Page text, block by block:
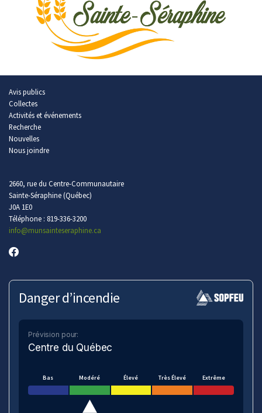
Avis publics
Collectes
Activités et événements
Recherche
Nouvelles
Nous joindre
2660, rue du Centre-Communautaire
Sainte-Séraphine (Québec)
J0A 1E0
Téléphone : 819-336-3200
info@munsainteseraphine.ca
Danger d’incendie
Prévision pour:
Centre du Québec
Bas Modéré Élevé Très Élevé Extrême